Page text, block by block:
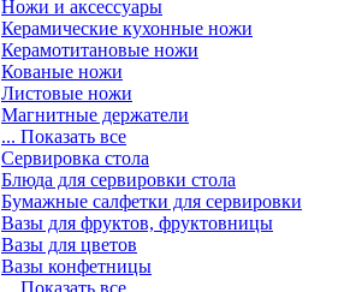
Ножи и аксессуары
Керамические кухонные ножи
Керамотитановые ножи
Кованые ножи
Листовые ножи
Магнитные держатели
... Показать все
Сервировка стола
Блюда для сервировки стола
Бумажные салфетки для сервировки
Вазы для фруктов, фруктовницы
Вазы для цветов
Вазы конфетницы
... Показать все